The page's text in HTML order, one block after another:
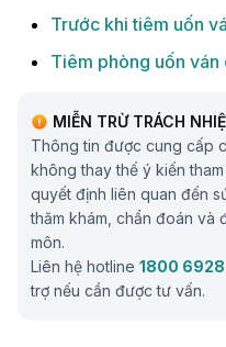
Trước khi tiêm uốn
Tiêm phòng uốn
MIỄN TRỪ TRÁCH
Thông tin được cung cấp
không thay thế ý kiến
quyết định liên quan đến
thăm khám, chẩn đoán và
môn.
Liên hệ hotline 1800 6928
trợ nếu cần được tư vấn.